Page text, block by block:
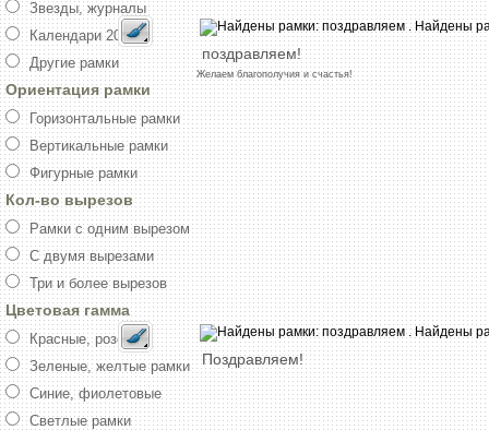
Звезды, журналы
Календари 2016
Другие рамки
Ориентация рамки
Горизонтальные рамки
Вертикальные рамки
Фигурные рамки
Кол-во вырезов
Рамки с одним вырезом
С двумя вырезами
Три и более вырезов
Цветовая гамма
Красные, розовые
Зеленые, желтые рамки
Синие, фиолетовые
Светлые рамки
поздравляем!
Желаем благополучияисчастья!
Поздравляем!